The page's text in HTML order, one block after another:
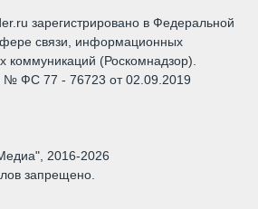
зарегистрировано в Федеральной
связи, информационных
коммуникаций (Роскомнадзор).
№ ФС 77 - 76723 от 02.09.2019
2016-2026
запрещено.